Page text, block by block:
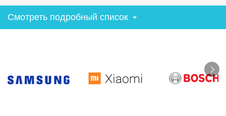
Смотреть подробный список